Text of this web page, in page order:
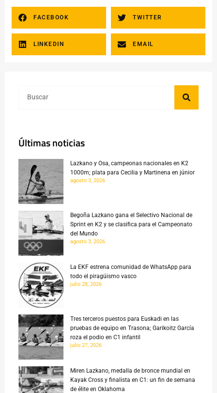
FACEBOOK TWITTER
LINKEDIN EMAIL
Últimas noticias
Lazkano y Osa, campeonas nacionales en K2
1000m; plata para Cecilia y Martinena en júnior
agosto 3, 2026
Begoña Lazkano gana el Selectivo Nacional de
Sprint en K2 y se clasifica para el Campeonato
del Mundo
agosto 3, 2026
La EKF estrena comunidad de WhatsApp para
todo el piragüismo vasco
julio 28, 2026
Tres terceros puestos para Euskadi en las
pruebas de equipo en Trasona; Garikoitz García
roza el podio en C1 infantil
julio 27, 2026
Miren Lazkano, medalla de bronce mundial en
Kayak Cross y finalista en C1: un fin de semana
de élite en Oklahoma